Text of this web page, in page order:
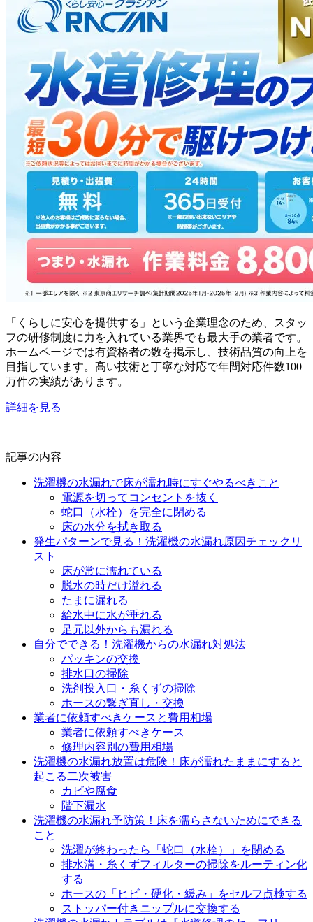
「くらしに安心を提供する」という企業理念のため、スタッ
フの研修制度に力を入れている業界でも最大手の業者です。
ホームページでは有資格者の数を掲示し、技術品質の向上を
目指しています。高い技術と丁寧な対応で年間対応件数100
万件の実績があります。
詳細を見る
記事の内容
洗濯機の水漏れで床が濡れ時にすぐやるべきこと
電源を切ってコンセントを抜く
蛇口（水栓）を完全に閉める
床の水分を拭き取る
発生パターンで見る！洗濯機の水漏れ原因チェックリ
スト
床が常に濡れている
脱水の時だけ溢れる
たまに漏れる
給水中に水が垂れる
足元以外からも漏れる
自分でできる！洗濯機からの水漏れ対処法
パッキンの交換
排水口の掃除
洗剤投入口・糸くずの掃除
ホースの繋ぎ直し・交換
業者に依頼すべきケースと費用相場
業者に依頼すべきケース
修理内容別の費用相場
洗濯機の水漏れ放置は危険！床が濡れたままにすると
起こる二次被害
カビや腐食
階下漏水
洗濯機の水漏れ予防策！床を濡らさないためにできる
こと
洗濯が終わったら「蛇口（水栓）」を閉める
排水溝・糸くずフィルターの掃除をルーティン化
する
ホースの「ヒビ・硬化・緩み」をセルフ点検する
ストッパー付きニップルに交換する